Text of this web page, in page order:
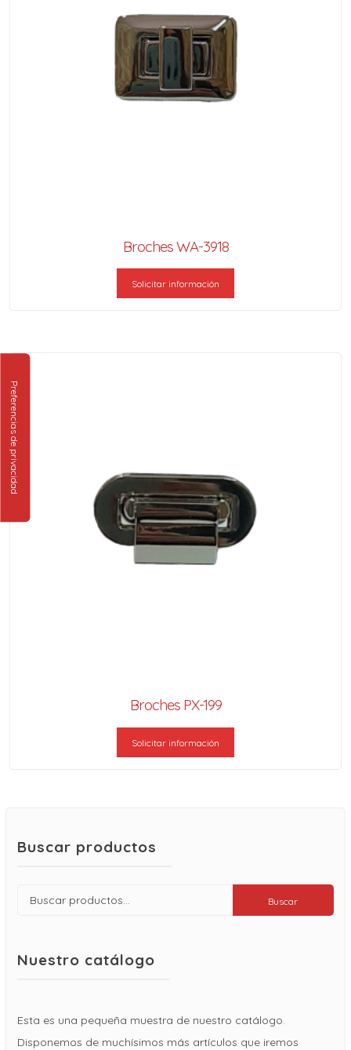
Broches WA-3918
Solicitar información
Broches PX-199
Solicitar información
Buscar productos
Buscar
Buscar
Nuestro catálogo
Esta es una pequeña muestra de nuestro catálogo.
Disponemos de muchísimos más artículos que iremos